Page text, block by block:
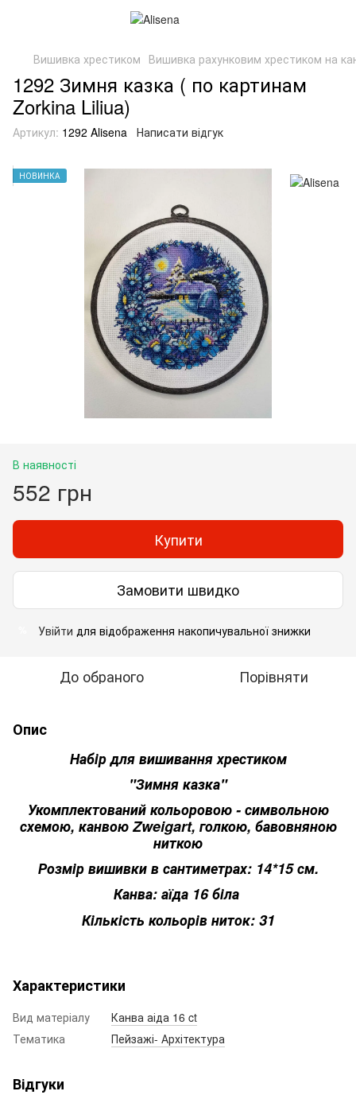
Вишивка хрестиком Вишивка рахунковим хрестиком на
1292 Зимня казка ( по картинам
Zorkina Liliua)
Артикул: 1292 Alisena Написати відгук
НОВИНКА
В наявності
552 грн
Купити
Замовити швидко
Увійти для відображення накопичувальної знижки
До обраного Порівняти
Опис
Набір для вишивання хрестиком
"Зимня казка"
Укомплектований кольоровою - символьною
схемою, канвою Zweigart, голкою, бавовняною
ниткою
Розмір вишивки в сантиметрах: 14*15 см.
Канва: аїда 16 біла
Кількість кольорів ниток: 31
Характеристики
Вид матеріалу
Канва аіда 16 ct
Тематика
Пейзажі- Архітектура
Відгуки